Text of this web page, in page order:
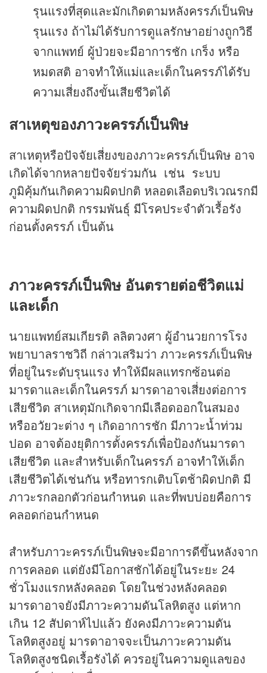
รุนแรงที่สุดและมักเกิดตามหลังครรภ์เป็นพิษ
รุนแรง ถ้าไม่ได้รับการดูแลรักษาอย่างถูกวิธี
จากแพทย์ ผู้ป่วยจะมีอาการชัก เกร็ง หรือ
หมดสติ อาจทำให้แม่และเด็กในครรภ์ได้รับ
ความเสี่ยงถึงขั้นเสียชีวิตได้
สาเหตุของภาวะครรภ์เป็นพิษ
สาเหตุหรือปัจจัยเสี่ยงของภาวะครรภ์เป็นพิษ อาจ
เกิดได้จากหลายปัจจัยร่วมกัน เช่น ระบบ
ภูมิคุ้มกันเกิดความผิดปกติ หลอดเลือดบริเวณรกมี
ความผิดปกติ กรรมพันธุ์ มีโรคประจำตัวเรื้อรัง
ก่อนตั้งครรภ์ เป็นต้น
ภาวะครรภ์เป็นพิษ อันตรายต่อชีวิตแม่
และเด็ก
นายแพทย์สมเกียรติ ลลิตวงศา ผู้อำนวยการโรง
พยาบาลราชวิถี กล่าวเสริมว่า ภาวะครรภ์เป็นพิษ
ที่อยู่ในระดับรุนแรง ทำให้มีผลแทรกซ้อนต่อ
มารดาและเด็กในครรภ์ มารดาอาจเสี่ยงต่อการ
เสียชีวิต สาเหตุมักเกิดจากมีเลือดออกในสมอง
หรืออวัยวะต่าง ๆ เกิดอาการชัก มีภาวะน้ำท่วม
ปอด อาจต้องยุติการตั้งครรภ์เพื่อป้องกันมารดา
เสียชีวิต และสำหรับเด็กในครรภ์ อาจทำให้เด็ก
เสียชีวิตได้เช่นกัน หรือทารกเติบโตช้าผิดปกติ มี
ภาวะรกลอกตัวก่อนกำหนด และที่พบบ่อยคือการ
คลอดก่อนกำหนด
สำหรับภาวะครรภ์เป็นพิษจะมีอาการดีขึ้นหลังจาก
การคลอด แต่ยังมีโอกาสชักได้อยู่ในระยะ 24
ชั่วโมงแรกหลังคลอด โดยในช่วงหลังคลอด
มารดาอาจยังมีภาวะความดันโลหิตสูง แต่หาก
เกิน 12 สัปดาห์ไปแล้ว ยังคงมีภาวะความดัน
โลหิตสูงอยู่ มารดาอาจจะเป็นภาวะความดัน
โลหิตสูงชนิดเรื้อรังได้ ควรอยู่ในความดูแลของ